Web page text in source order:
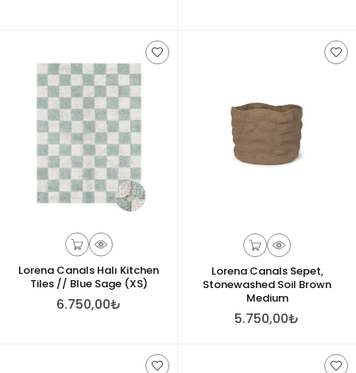
Lorena Canals Halı Kitchen
Tiles // Blue Sage (XS)
6.750,00₺
Lorena Canals Sepet,
Stonewashed Soil Brown
Medium
5.750,00₺